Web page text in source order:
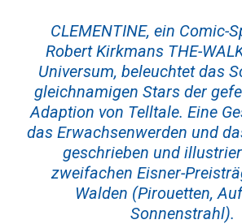
CLEMENTINE, ein Comic-
Robert Kirkmans THE-
Universum, beleuchtet das
gleichnamigen Stars der
Adaption von Telltale. Eine
das Erwachsenwerden und
geschrieben und
zweifachen Eisner-
Walden (Pirouetten,
Sonnenstrahl).